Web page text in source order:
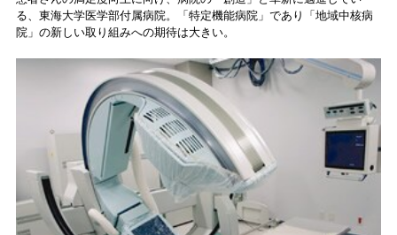
る、東海大学医学部付属病院。「特定機能病院」であり「地域中核病
院」の新しい取り組みへの期待は大きい。